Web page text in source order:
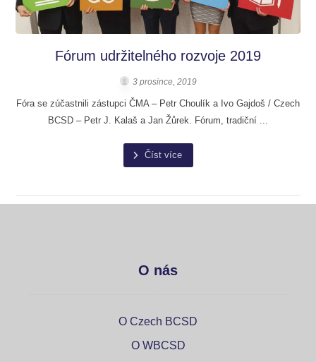
Fórum udržitelného rozvoje 2019
3 prosince, 2019
Fóra se zúčastnili zástupci ČMA – Petr Choulík a Ivo Gajdoš / Czech
BCSD – Petr J. Kalaš a Jan Žůrek. Fórum, tradiční ...
Číst více
O nás
O Czech BCSD
O WBCSD